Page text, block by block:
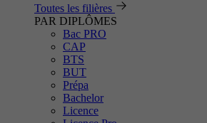
Toutes les filières
PAR DIPLÔMES
Bac PRO
CAP
BTS
BUT
Prépa
Bachelor
Licence